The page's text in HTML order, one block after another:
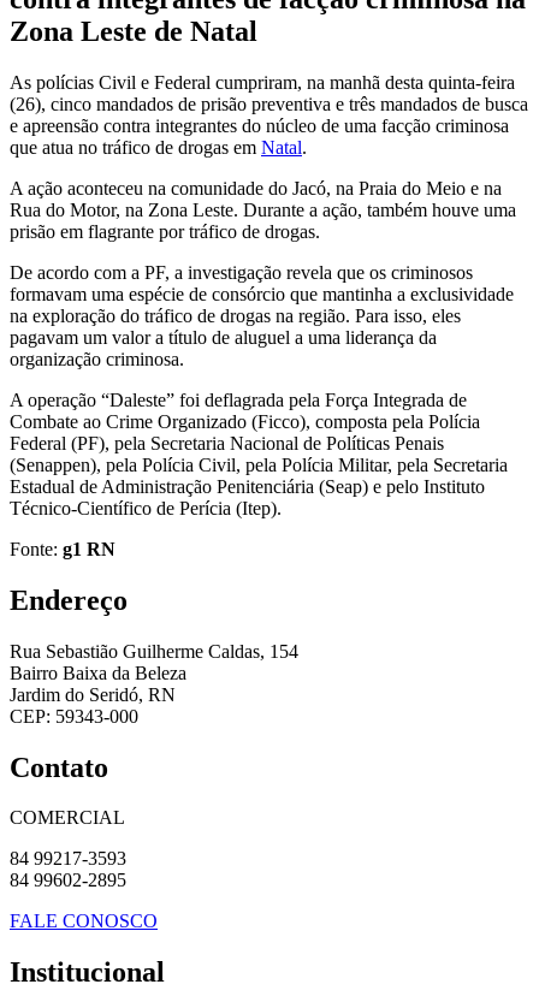
Zona Leste de Natal
As polícias Civil e Federal cumpriram, na manhã desta quinta-feira
(26), cinco mandados de prisão preventiva e três mandados de busca
e apreensão contra integrantes do núcleo de uma facção criminosa
que atua no tráfico de drogas em Natal.
A ação aconteceu na comunidade do Jacó, na Praia do Meio e na
Rua do Motor, na Zona Leste. Durante a ação, também houve uma
prisão em flagrante por tráfico de drogas.
De acordo com a PF, a investigação revela que os criminosos
formavam uma espécie de consórcio que mantinha a exclusividade
na exploração do tráfico de drogas na região. Para isso, eles
pagavam um valor a título de aluguel a uma liderança da
organização criminosa.
A operação “Daleste” foi deflagrada pela Força Integrada de
Combate ao Crime Organizado (Ficco), composta pela Polícia
Federal (PF), pela Secretaria Nacional de Políticas Penais
(Senappen), pela Polícia Civil, pela Polícia Militar, pela Secretaria
Estadual de Administração Penitenciária (Seap) e pelo Instituto
Técnico-Científico de Perícia (Itep).
Fonte: g1 RN
Endereço
Rua Sebastião Guilherme Caldas, 154
Bairro Baixa da Beleza
Jardim do Seridó, RN
CEP: 59343-000
Contato
COMERCIAL
84 99217-3593
84 99602-2895
FALE CONOSCO
Institucional